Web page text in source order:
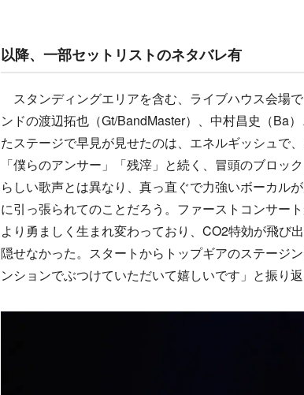
以降、一部セットリストのネタバレ有
スタンディングエリアを含む、ライブハウス会場
ンドの渡辺拓也（Gt/BandMaster）、中村昌史（Ba
たステージで早見が見せたのは、エネルギッシュで
「僕らのアンサー」「残滓」と続く、冒頭のブロッ
らしい歌声とは異なり、真っ直ぐで力強いボーカル
に引っ張られてのことだろう。ファーストコンサー
より勇ましく生まれ変わっており、CO2特効が飛び
隠せなかった。スタートからトップギアのステージ
ンションでぶつけていただいて嬉しいです」と振り